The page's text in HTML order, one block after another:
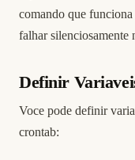
comando que
falhar silenciosamente
Definir
Voce pode definir
crontab: